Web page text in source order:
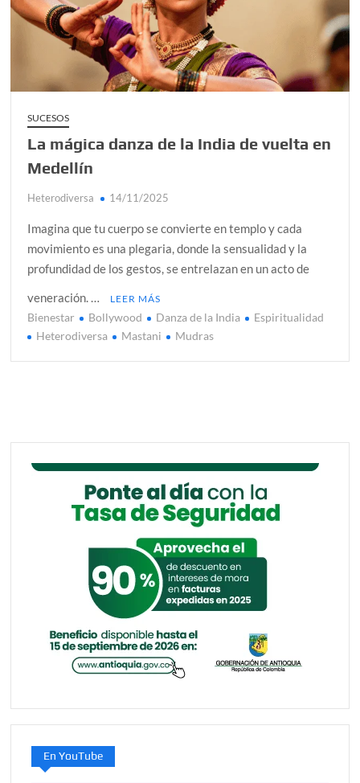
alcanzar
Día de Independencia 2026: de Patria Boba a Colombia
¿Podemos comunicarnos con seres de otros planos o
Salud mental digital: cómo frenar la ansiedad que
generan las redes sociales
¿Cómo descubrir esa conexión energética de la sexualidad
sagrada?
SUCESOS
La mágica danza de la India de vuelta en
Medellín
Heterodiversa 14/11/2025
Imagina que tu cuerpo se convierte en templo y cada
movimiento es una plegaria, donde la sensualidad y la
profundidad de los gestos, se entrelazan en un acto de
veneración. …
LEER MÁS
Bienestar Bollywood Danza de la India
Espiritualidad
Heterodiversa
Mastani Mudras
En YouTube